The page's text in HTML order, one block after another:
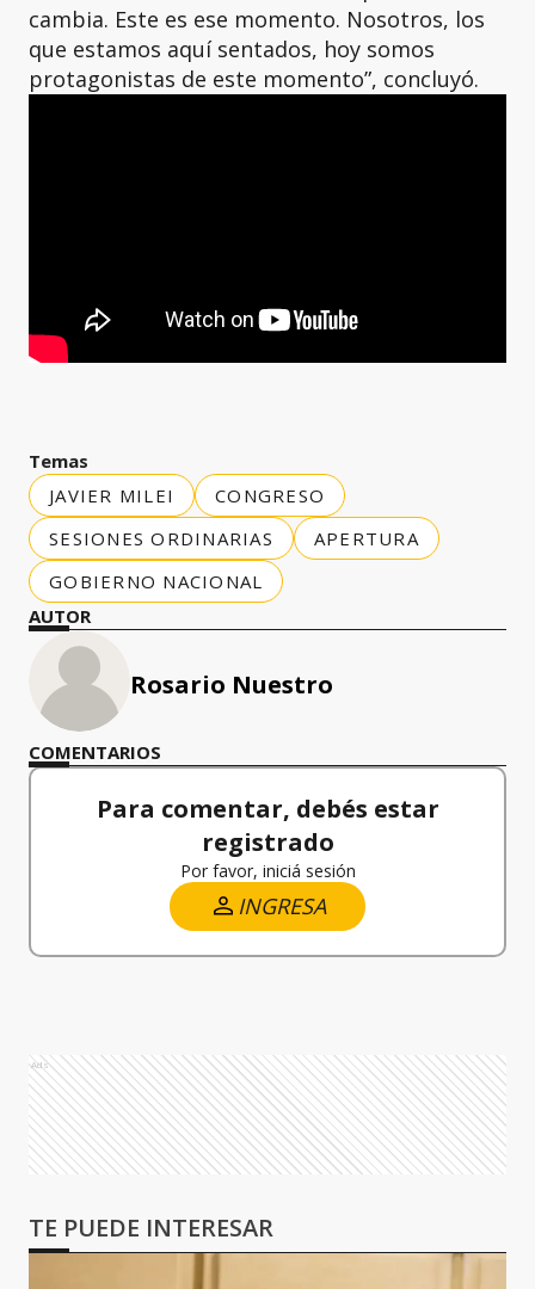
cambia. Este es ese momento. Nosotros, los
que estamos aquí sentados, hoy somos
protagonistas de este momento”, concluyó.
Temas
JAVIER MILEI
CONGRESO
SESIONES ORDINARIAS
APERTURA
GOBIERNO NACIONAL
AUTOR
Rosario Nuestro
COMENTARIOS
Para comentar, debés estar
registrado
Por favor, iniciá sesión
INGRESA
Ads
TE PUEDE INTERESAR